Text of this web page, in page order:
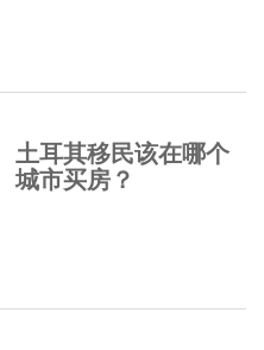
土耳其移民该在哪个
城市买房？